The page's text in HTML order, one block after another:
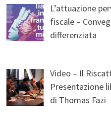
L’attuazione
fiscale –
differenziata
Video – Il
Presentazione
di Thomas Fazi